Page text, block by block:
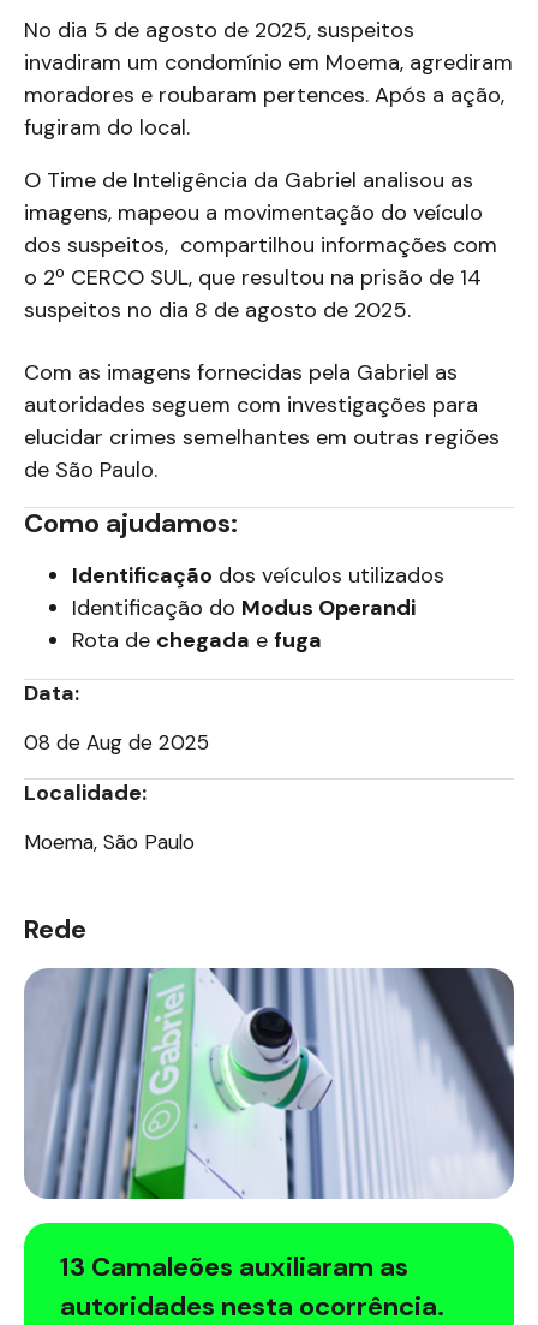
No dia 5 de agosto de 2025, suspeitos
invadiram um condomínio em Moema, agrediram
moradores e roubaram pertences. Após a ação,
fugiram do local.
O Time de Inteligência da Gabriel analisou as
imagens, mapeou a movimentação do veículo
dos suspeitos, compartilhou informações com
o 2º CERCO SUL, que resultou na prisão de 14
suspeitos no dia 8 de agosto de 2025.
Com as imagens fornecidas pela Gabriel as
autoridades seguem com investigações para
elucidar crimes semelhantes em outras regiões
de São Paulo.
Como ajudamos:
Identificação dos veículos utilizados
Identificação do Modus Operandi
Rota de chegada e fuga
Data:
08 de Aug de 2025
Localidade:
Moema, São Paulo
Rede
13 Camaleões auxiliaram as
autoridades nesta ocorrência.